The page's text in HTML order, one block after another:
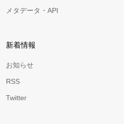
メタデータ・API
新着情報
お知らせ
RSS
Twitter